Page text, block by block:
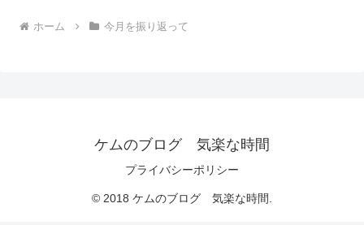
ホーム 今月を振り返って
ケムのブログ 気楽な時間
プライバシーポリシー
© 2018 ケムのブログ 気楽な時間.